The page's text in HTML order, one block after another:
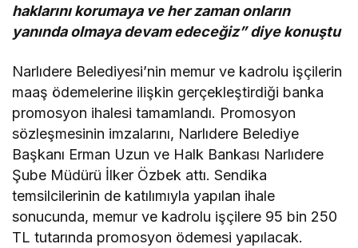
haklarını korumaya ve her zaman onların
yanında olmaya devam edeceğiz” diye konuştu
Narlıdere Belediyesi’nin memur ve kadrolu işçilerin
maaş ödemelerine ilişkin gerçekleştirdiği banka
promosyon ihalesi tamamlandı. Promosyon
sözleşmesinin imzalarını, Narlıdere Belediye
Başkanı Erman Uzun ve Halk Bankası Narlıdere
Şube Müdürü İlker Özbek attı. Sendika
temsilcilerinin de katılımıyla yapılan ihale
sonucunda, memur ve kadrolu işçilere 95 bin 250
TL tutarında promosyon ödemesi yapılacak.